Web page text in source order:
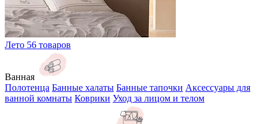
Лето 56 товаров
Ванная
Полотенца Банные халаты Банные тапочки Аксессуары для
ванной комнаты Коврики Уход за лицом и телом